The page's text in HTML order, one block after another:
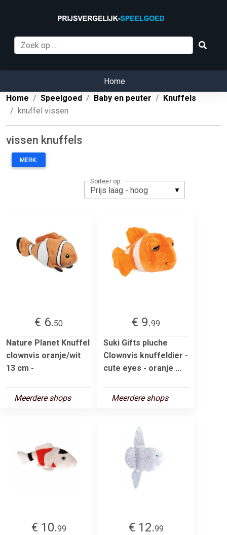
Home
Home
Speelgoed Baby en peuter
Knuffels
knuffel vissen
vissen knuffels
MERK:
Sorteer op:
€ 6.50
Nature Planet Knuffel
clownvis oranje/wit
13 cm -
Meerdere shops
€ 9.99
Suki Gifts pluche
Clownvis knuffeldier -
cute eyes - oranje ...
Meerdere shops
€ 10.99
€ 12.99